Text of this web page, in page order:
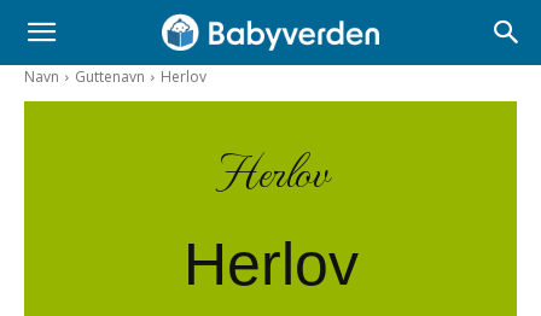
Navn Guttenavn Herlov
Herlov
Herlov